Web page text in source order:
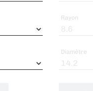
Rayon
Diamètre